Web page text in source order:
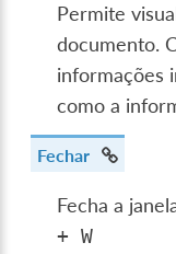
Permite
documento.
informações
como a
Fechar
Fecha a
+
W